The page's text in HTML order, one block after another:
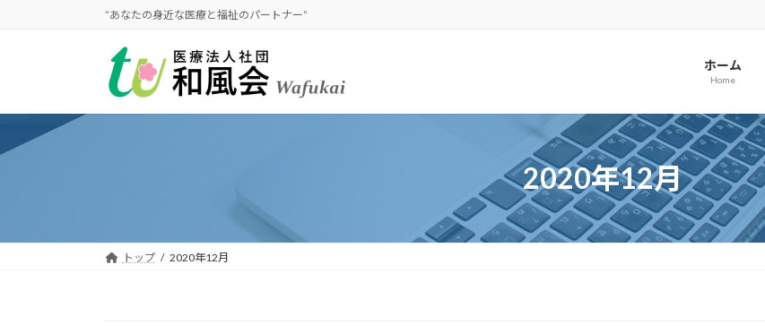
へ
キ
ョ
に
”あなたの身近な医療と福祉のパートナー”
ホーム
Home
2020年12月
トップ 2020年12月